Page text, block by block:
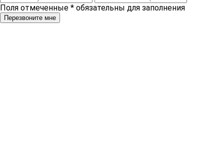
Поля отмеченные * обязательны для заполнения